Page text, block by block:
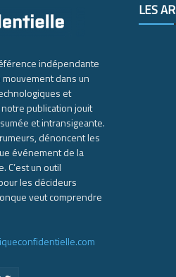
indépendante
dans un
et
publication jouit
et intransigeante.
dénoncent les
événement de la
C’est un outil
les décideurs
veut comprendre
LES